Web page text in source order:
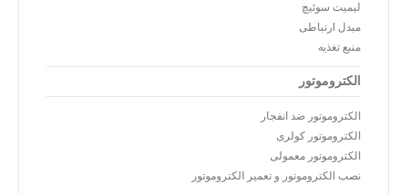
لیمیت سوئیچ
مبدل ارتباطی
منبع تغذیه
الکتروموتور
الکتروموتور ضد انفجار
الکتروموتور کولری
الکتروموتور معمولی
نصب الکتروموتور و تعمیر الکتروموتور